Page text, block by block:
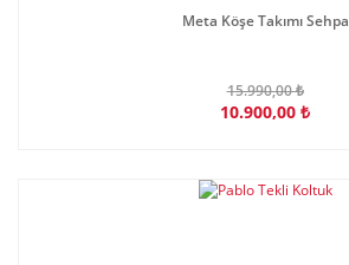
Meta Köşe Takımı Sehpa
15.990,00 ₺
10.900,00 ₺